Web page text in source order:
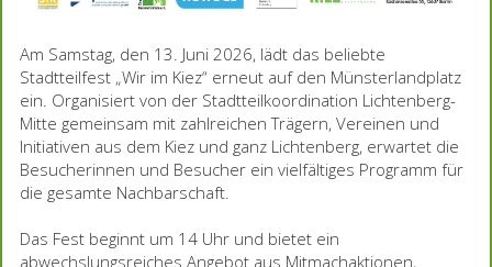
Am Samstag, den 13. Juni 2026, lädt das beliebte
Stadtteilfest „Wir im Kiez“ erneut auf den Münsterlandplatz
ein. Organisiert von der Stadtteilkoordination Lichtenberg-
Mitte gemeinsam mit zahlreichen Trägern, Vereinen und
Initiativen aus dem Kiez und ganz Lichtenberg, erwartet die
Besucherinnen und Besucher ein vielfältiges Programm für
die gesamte Nachbarschaft.
Das Fest beginnt um 14 Uhr und bietet ein
abwechslungsreiches Angebot aus Mitmachaktionen,